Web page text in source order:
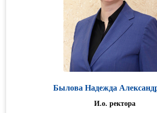
Былова Надежда
И.о. ректора